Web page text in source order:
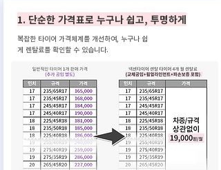
1. 단순한 가격표로 누구나 쉽고, 투명하게
복잡한 타이어 가격체계를 개선하여, 누구나 쉽
게 렌탈료를 확인할 수 있습니다.